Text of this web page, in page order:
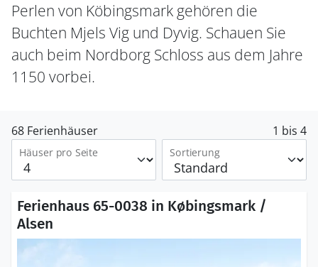
Perlen von Köbingsmark gehören die
Buchten Mjels Vig und Dyvig. Schauen Sie
auch beim Nordborg Schloss aus dem Jahre
1150 vorbei.
68 Ferienhäuser 1 bis 4
Häuser pro Seite Sortierung
Ferienhaus 65-0038 in Købingsmark /
Alsen